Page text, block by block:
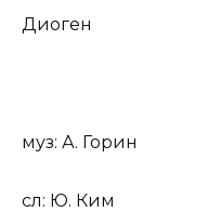
Диоген
муз: А. Горин
сл: Ю. Ким